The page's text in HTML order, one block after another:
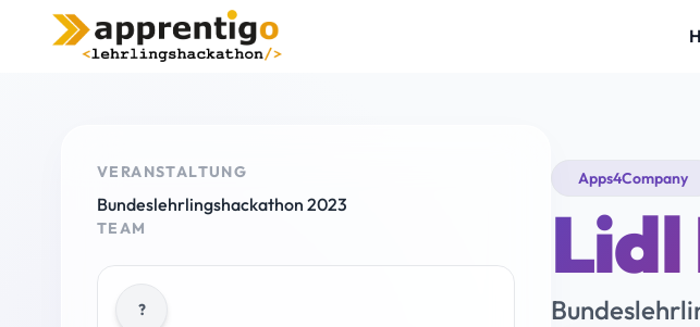
VERANSTALTUNG
Bundeslehrlingshackathon 2023
TEAM
?
Apps4Company